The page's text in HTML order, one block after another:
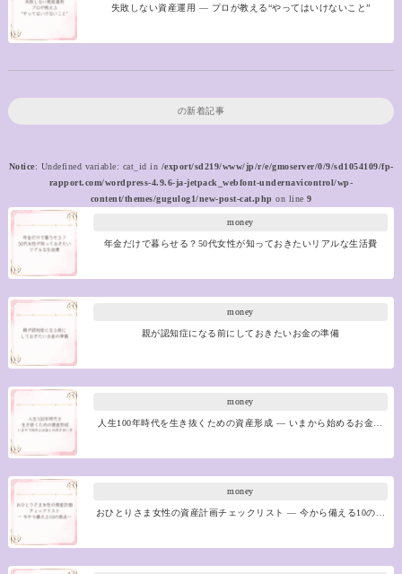
失敗しない資産運用 ― プロが教える“やってはいけないこと”
の新着記事
Notice: Undefined variable: cat_id in /export/sd219/www/jp/r/e/gmoserver/0/9/sd1054109/fp-
rapport.com/wordpress-4.9.6-ja-jetpack_webfont-undernavicontrol/wp-
content/themes/gugulog1/new-post-cat.php on line 9
money
年金だけで暮らせる？50代女性が知っておきたいリアルな生活費
money
親が認知症になる前にしておきたいお金の準備
money
人生100年時代を生き抜くための資産形成 ― いまから始めるお金…
money
おひとりさま女性の資産計画チェックリスト ― 今から備える10の…